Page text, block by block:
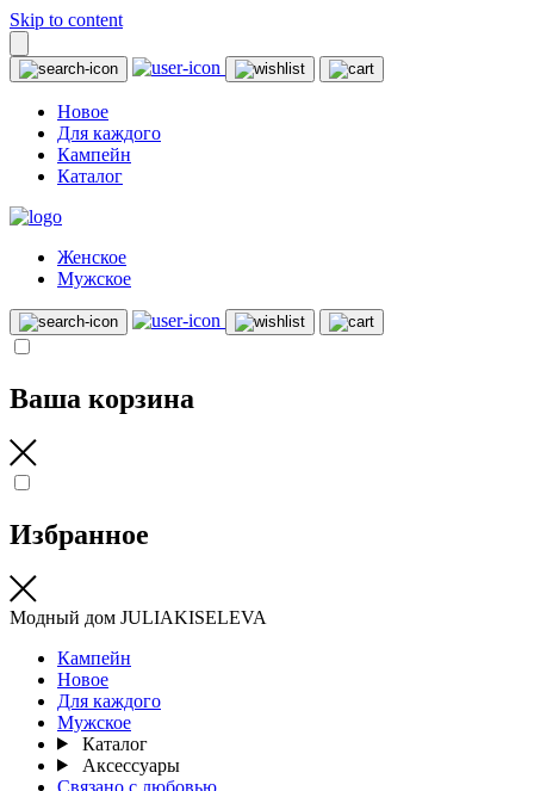
Skip to content
Новое
Для каждого
Кампейн
Каталог
Женское
Мужское
Ваша корзина
Избранное
Модный дом JULIAKISELEVA
Кампейн
Новое
Для каждого
Мужское
Каталог
Аксессуары
Связано с любовью